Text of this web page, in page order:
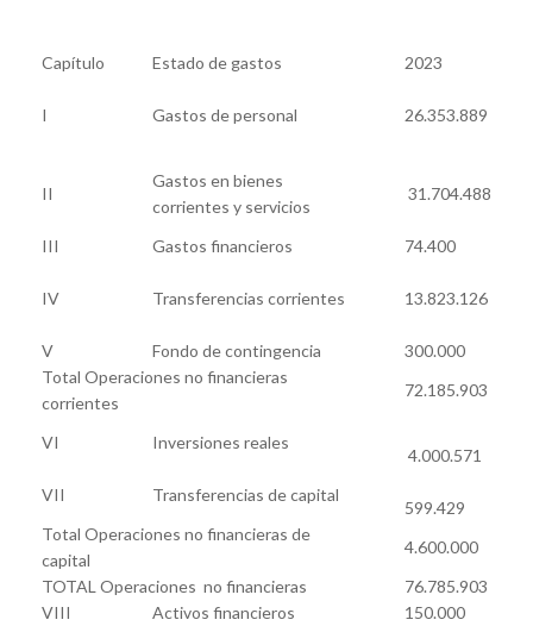
Capítulo Estado de gastos 2023
I Gastos de personal 26.353.889
II
Gastos en bienes
corrientes y servicios
31.704.488
III Gastos financieros 74.400
IV Transferencias corrientes 13.823.126
V Fondo de contingencia
300.000
Total Operaciones no financieras
corrientes
72.185.903
VI Inversiones reales
4.000.571
VII
Transferencias de capital
599.429
Total Operaciones no financieras de
capital
4.600.000
TOTAL Operaciones no financieras
76.785.903
VIII
Activos financieros
150.000